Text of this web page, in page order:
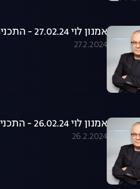
אמנון לוי 27.02.24 - התכנית המלאה
27.2.2024
אמנון לוי 26.02.24 - התכנית המלאה
26.2.2024